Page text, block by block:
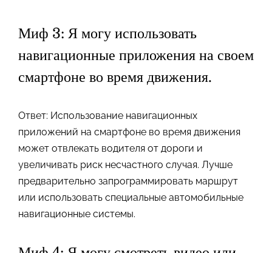
Миф 3: Я могу использовать
навигационные приложения на своем
смартфоне во время движения.
Ответ: Использование навигационных
приложений на смартфоне во время движения
может отвлекать водителя от дороги и
увеличивать риск несчастного случая. Лучше
предварительно запрограммировать маршрут
или использовать специальные автомобильные
навигационные системы.